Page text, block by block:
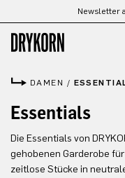
Zum Hauptinhalt springen
Newsletter
DAMEN /
Essentials
Die Essentials von
gehobenen Garderobe
zeitlose Stücke in